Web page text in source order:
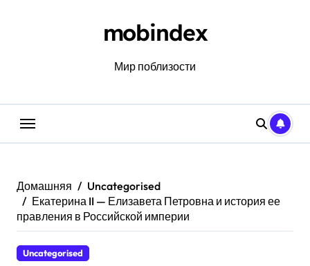
mobindex
Мир поблизости
Домашняя
Uncategorised
Екатерина II — Елизавета Петровна и история ее
правления в Российской империи
Uncategorised